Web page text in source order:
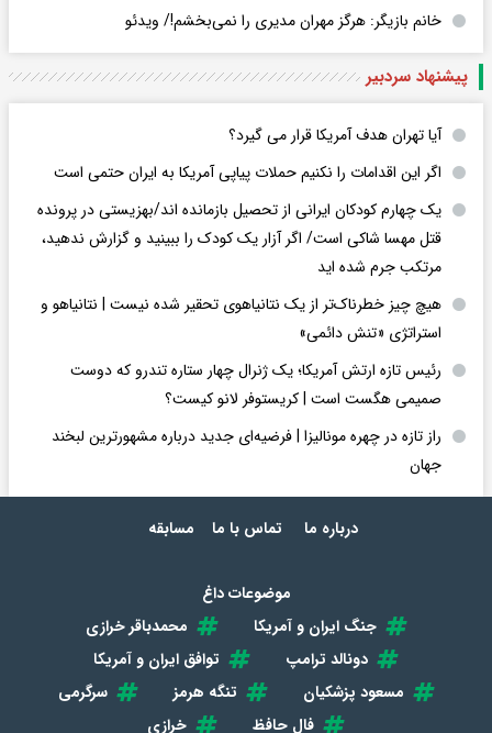
خانم بازیگر: هرگز مهران مدیری را نمی‌بخشم!/ ویدئو
پیشنهاد سردبیر
آیا تهران هدف آمریکا قرار می گیرد؟
اگر این اقدامات را نکنیم حملات پیاپی آمریکا به ایران حتمی است
یک چهارم کودکان ایرانی از تحصیل بازمانده اند/بهزیستی در پرونده
قتل مهسا شاکی است/ اگر آزار یک کودک را ببینید و گزارش ندهید،
مرتکب جرم شده اید
هیچ چیز خطرناک‌تر از یک نتانیاهوی تحقیر شده نیست | نتانیاهو و
استراتژی «تنش دائمی»
رئیس تازه ارتش آمریکا؛ یک ژنرال چهار ستاره تندرو که دوست
صمیمی هگست است | کریستوفر لانو کیست؟
راز تازه در چهره مونالیزا | فرضیه‌ای جدید درباره مشهورترین لبخند
جهان
درباره ما تماس با ما مسابقه
موضوعات داغ
جنگ ایران و آمریکا
محمدباقر خرازی
دونالد ترامپ
توافق ایران و آمریکا
مسعود پزشکیان
تنگه هرمز
سرگرمی
فال حافظ
خرازی